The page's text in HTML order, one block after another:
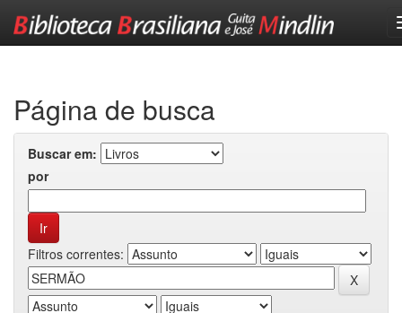
Página de busca
Buscar em:
por
Filtros correntes: